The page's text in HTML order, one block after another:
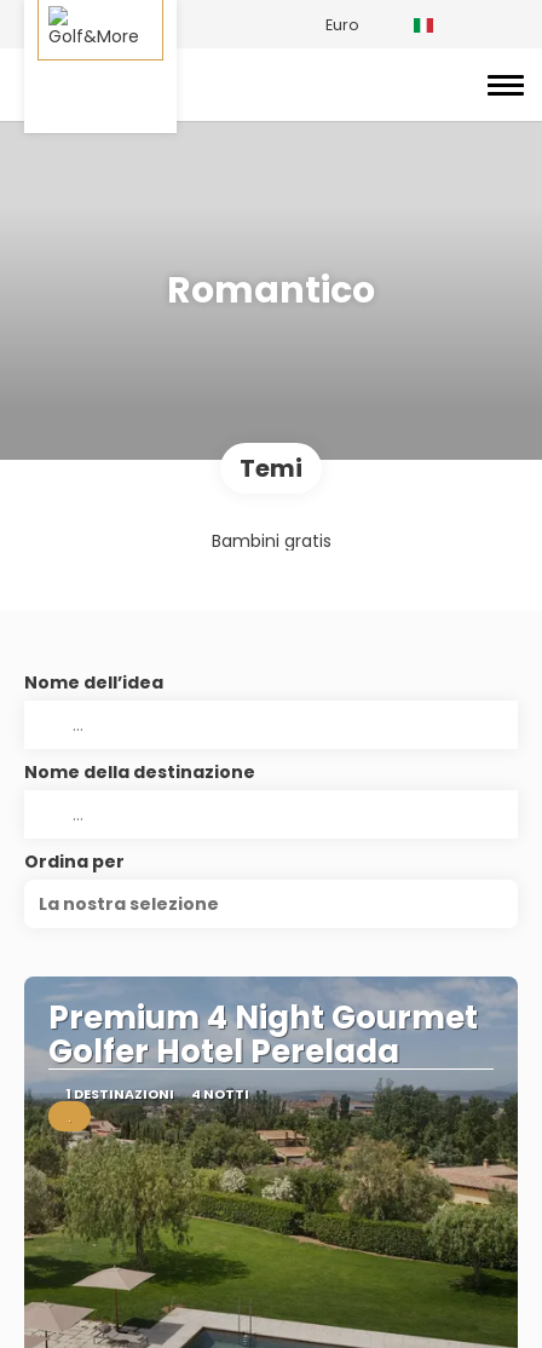
Euro
Romantico
Temi
Bambini gratis
Nome dell’idea
Nome della destinazione
Ordina per
La nostra selezione
Premium 4 Night Gourmet
Golfer Hotel Perelada
1 DESTINAZIONI 4 NOTTI
.